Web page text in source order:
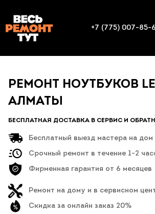
+7 (775) 007-85-
РЕМОНТ НОУТБУКОВ
АЛМАТЫ
БЕСПЛАТНАЯ ДОСТАВКА В СЕРВИС И
Бесплатный выезд мастера на дом
Срочный ремонт в течение 1-2
Фирменная гарантия от 6 месяцев
Ремонт на дому и в сервисном
Скидка за онлайн заказ 20%